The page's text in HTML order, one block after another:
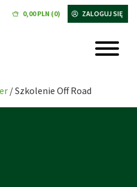
0,00PLN (0) ZALOGUJ SIĘ
/ Szkolenie Off Road